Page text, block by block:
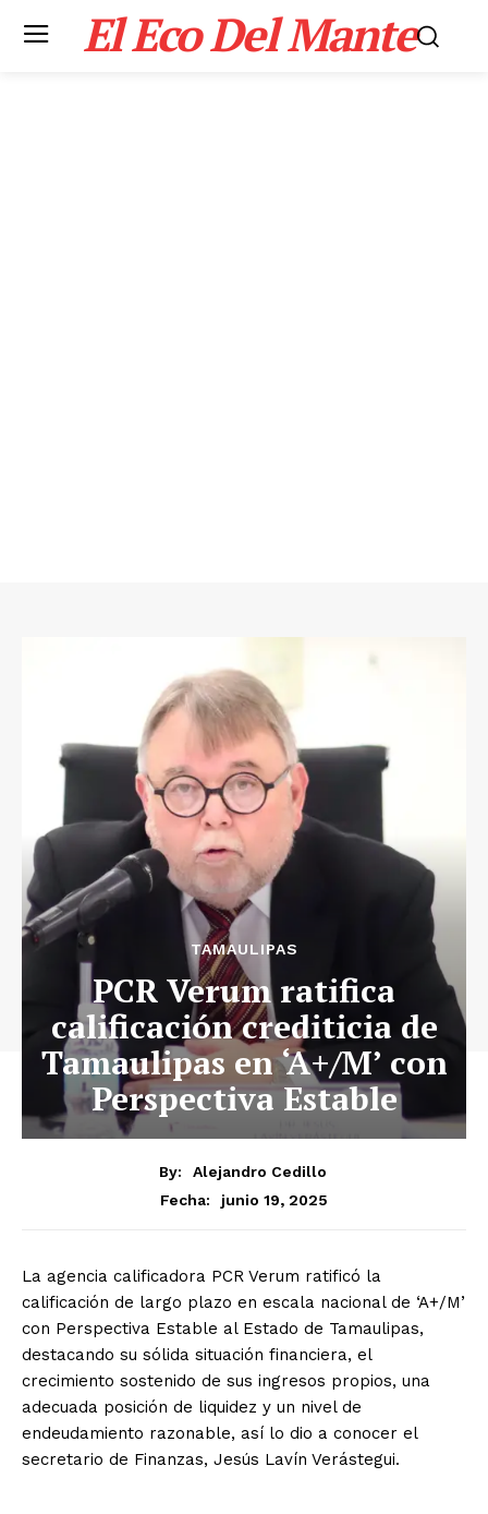
El Eco Del Mante
TAMAULIPAS
PCR Verum ratifica
calificación crediticia de
Tamaulipas en ‘A+/M’ con
Perspectiva Estable
By:
Alejandro Cedillo
Fecha:
junio 19, 2025
La agencia calificadora PCR Verum ratificó la
calificación de largo plazo en escala nacional de ‘A+/M’
con Perspectiva Estable al Estado de Tamaulipas,
destacando su sólida situación financiera, el
crecimiento sostenido de sus ingresos propios, una
adecuada posición de liquidez y un nivel de
endeudamiento razonable, así lo dio a conocer el
secretario de Finanzas, Jesús Lavín Verástegui.